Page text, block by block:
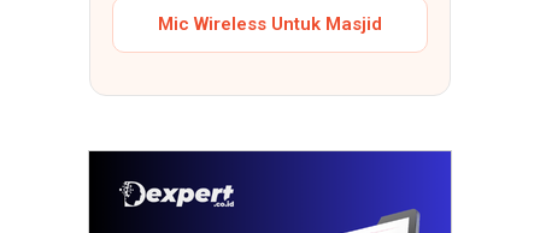
Mic Wireless Untuk Masjid